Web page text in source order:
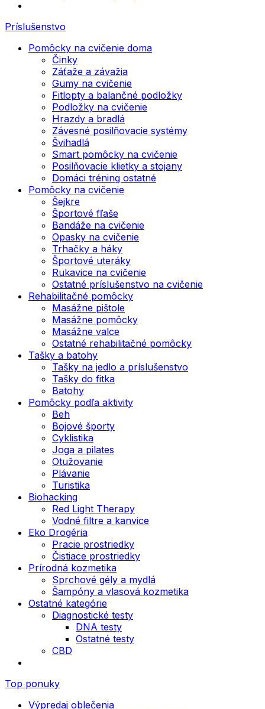
Príslušenstvo
Pomôcky na cvičenie doma
Činky
Záťaže a závažia
Gumy na cvičenie
Fitlopty a balančné podložky
Podložky na cvičenie
Hrazdy a bradlá
Závesné posilňovacie systémy
Švihadlá
Smart pomôcky na cvičenie
Posilňovacie klietky a stojany
Domáci tréning ostatné
Pomôcky na cvičenie
Šejkre
Športové fľaše
Bandáže na cvičenie
Opasky na cvičenie
Trhačky a háky
Športové uteráky
Rukavice na cvičenie
Ostatné príslušenstvo na cvičenie
Rehabilitačné pomôcky
Masážne pištole
Masážne pomôcky
Masážne valce
Ostatné rehabilitačné pomôcky
Tašky a batohy
Tašky na jedlo a príslušenstvo
Tašky do fitka
Batohy
Pomôcky podľa aktivity
Beh
Bojové športy
Cyklistika
Joga a pilates
Otužovanie
Plávanie
Turistika
Biohacking
Red Light Therapy
Vodné filtre a kanvice
Eko Drogéria
Pracie prostriedky
Čistiace prostriedky
Prírodná kozmetika
Sprchové gély a mydlá
Šampóny a vlasová kozmetika
Ostatné kategórie
Diagnostické testy
DNA testy
Ostatné testy
CBD
Top ponuky
Výpredaj oblečenia